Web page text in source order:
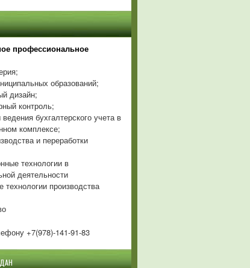
профессиональное
образований;
дизайн;
контроль;
бухгалтерского учета в
комплексе;
и переработки
технологии в
деятельности
производства
+7(978)-141-91-83